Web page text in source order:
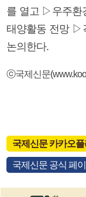
를 열고 ▷우주환
태양활동 전망 ▷
논의한다.
ⓒ국제신문
국제신문 카카오
국제신문 공식 페